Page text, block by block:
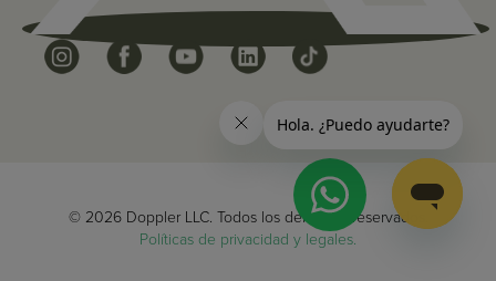
© 2026 Doppler LLC. Todos los derechos reservados.
Políticas de privacidad y legales.